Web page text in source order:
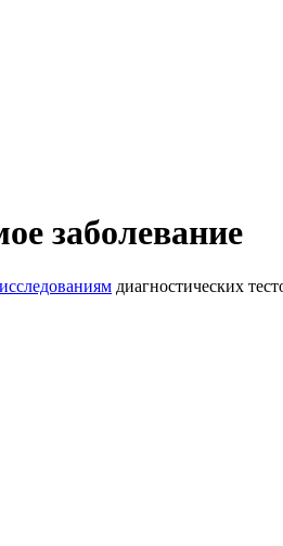
заболевание
исследованиям диагностических